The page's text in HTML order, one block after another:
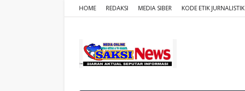
HOME REDAKSI MEDIA SIBER KODE ETIK JURNALISTIK